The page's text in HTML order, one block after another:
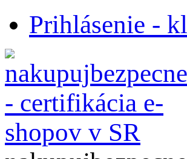
Prihlásenie -